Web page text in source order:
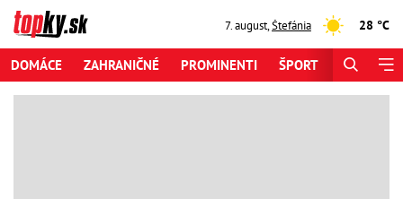
7. august,Štefánia 28 °C
DOMÁCE ZAHRANIČNÉ PROMINENTI ŠPORT